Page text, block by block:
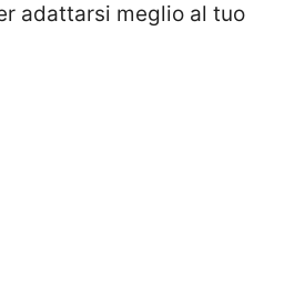
adattarsi meglio al tuo